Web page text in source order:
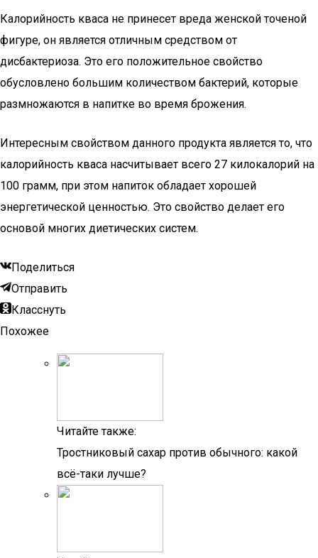
Калорийность кваса не принесет вреда женской точеной
фигуре, он является отличным средством от
дисбактериоза. Это его положительное свойство
обусловлено большим количеством бактерий, которые
размножаются в напитке во время брожения.
Интересным свойством данного продукта является то, что
калорийность кваса насчитывает всего 27 килокалорий на
100 грамм, при этом напиток обладает хорошей
энергетической ценностью. Это свойство делает его
основой многих диетических систем.
Поделиться
Отправить
Класснуть
Похожее
Читайте также:
Тростниковый сахар против обычного: какой
всё-таки лучше?